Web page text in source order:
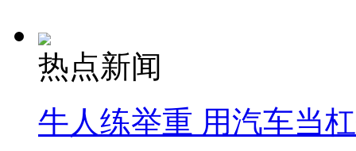
热点新闻
牛人练举重 用汽车当